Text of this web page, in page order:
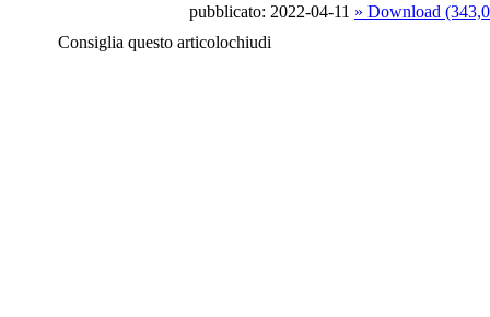
pubblicato: 2022-04-11 » Download
Consiglia questo articolochiudi